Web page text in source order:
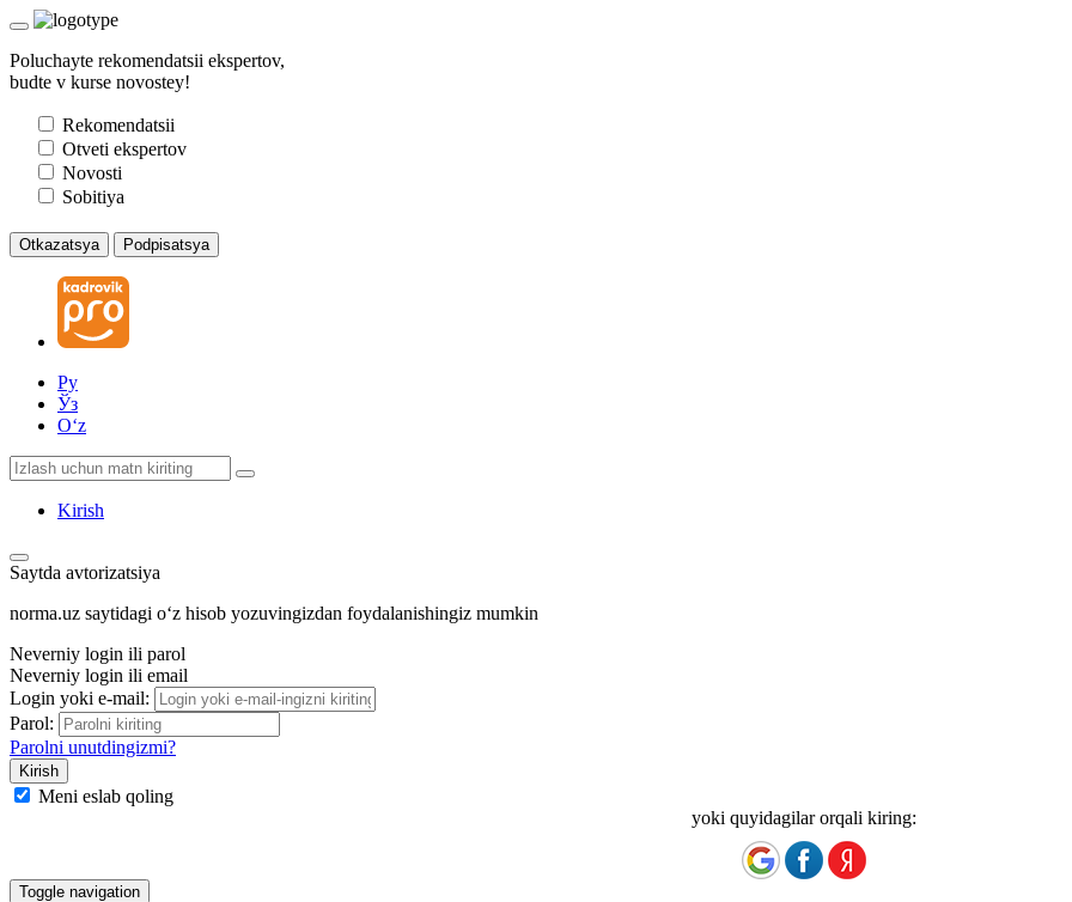
Poluchayte rekomendatsii ekspertov,
budte v kurse novostey!
Rekomendatsii
Otveti ekspertov
Novosti
Sobitiya
Otkazatsya Podpisatsya
Ру
Ўз
Oʻz
Kirish
Saytda avtorizatsiya
norma.uz saytidagi oʻz hisob yozuvingizdan foydalanishingiz mumkin
Neverniy login ili parol
Neverniy login ili email
Login yoki e-mail:
Parol:
Parolni unutdingizmi?
Meni eslab qoling
yoki quyidagilar orqali kiring:
Toggle navigation